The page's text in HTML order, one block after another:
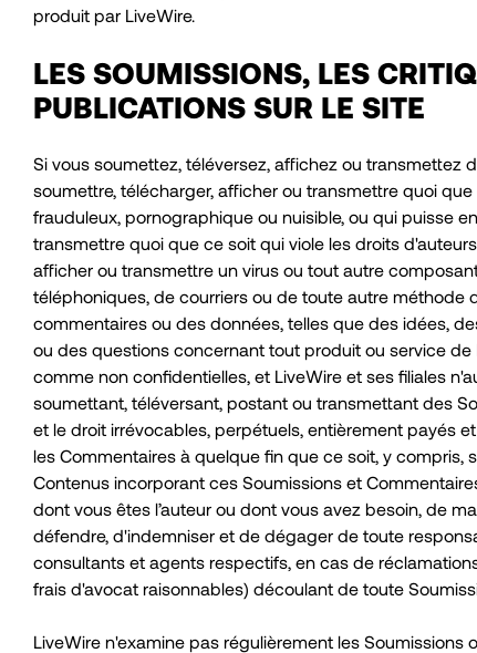
produit par LiveWire.
LES SOUMISSIONS, LES
PUBLICATIONS SUR LE SITE
Si vous soumettez, téléversez, affichez ou transmettez
soumettre, télécharger, afficher ou transmettre quoi
frauduleux, pornographique ou nuisible, ou qui puisse
transmettre quoi que ce soit qui viole les droits
afficher ou transmettre un virus ou tout autre
téléphoniques, de courriers ou de toute autre méthode
commentaires ou des données, telles que des idées,
ou des questions concernant tout produit ou service
comme non confidentielles, et LiveWire et ses filiales
soumettant, téléversant, postant ou transmettant des
et le droit irrévocables, perpétuels, entièrement payés
les Commentaires à quelque fin que ce soit, y
Contenus incorporant ces Soumissions et
dont vous êtes l’auteur ou dont vous avez besoin, de
défendre, d'indemniser et de dégager de toute
consultants et agents respectifs, en cas de
frais d'avocat raisonnables) découlant de toute
LiveWire n'examine pas régulièrement les